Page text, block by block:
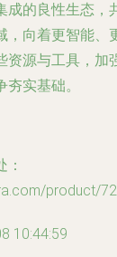
成的良性生态，
，向着更智能、
资源与工具，加
实基础。
product/
10:44:59